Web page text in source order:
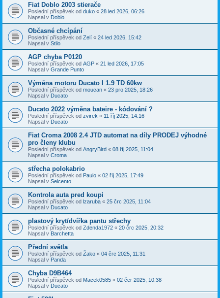
Fiat Doblo 2003 stierače
Poslední příspěvek od duko « 28 led 2026, 06:26
Napsal v Doblo
Občasné chcípání
Poslední příspěvek od Zelí « 24 led 2026, 15:42
Napsal v Stilo
AGP chyba P0120
Poslední příspěvek od AGP « 21 led 2026, 17:05
Napsal v Grande Punto
Výměna motoru Ducato I 1.9 TD 60kw
Poslední příspěvek od moucan « 23 pro 2025, 18:26
Napsal v Ducato
Ducato 2022 výměna bateire - kódování ?
Poslední příspěvek od zvirek « 11 říj 2025, 14:16
Napsal v Ducato
Fiat Croma 2008 2.4 JTD automat na díly PRODEJ výhodné
pro členy klubu
Poslední příspěvek od AngryBird « 08 říj 2025, 11:04
Napsal v Croma
střecha polokabrio
Poslední příspěvek od Paulo « 02 říj 2025, 17:49
Napsal v Seicento
Kontrola auta pred koupi
Poslední příspěvek od lzaruba « 25 črc 2025, 11:04
Napsal v Ducato
plastový kryt/dvířka pantu střechy
Poslední příspěvek od Zdenda1972 « 20 črc 2025, 20:32
Napsal v Barchetta
Přední světla
Poslední příspěvek od Žako « 04 črc 2025, 11:31
Napsal v Panda
Chyba D9B464
Poslední příspěvek od Macek0585 « 02 čer 2025, 10:38
Napsal v Ducato